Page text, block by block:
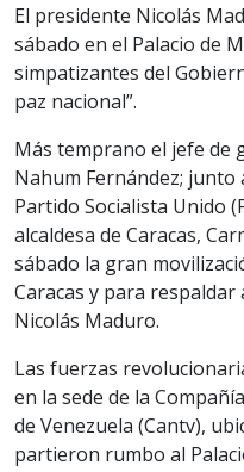
El presidente Nicolás
sábado en el Palacio de
simpatizantes del
paz nacional”.
Más temprano el jefe de
Nahum Fernández;
Partido Socialista Unido
alcaldesa de Caracas,
sábado la gran
Caracas y para
Nicolás Maduro.
Las fuerzas
en la sede de la
de Venezuela (Cantv),
partieron rumbo al